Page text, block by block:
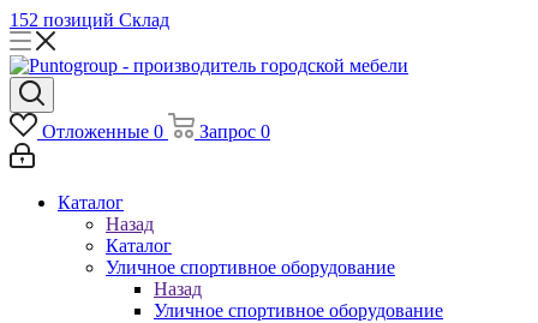
152 позиций Склад
Отложенные 0 Запрос 0
Каталог
Назад
Каталог
Уличное спортивное оборудование
Назад
Уличное спортивное оборудование